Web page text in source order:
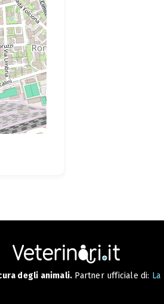
degli animali. Partner ufficiale di: